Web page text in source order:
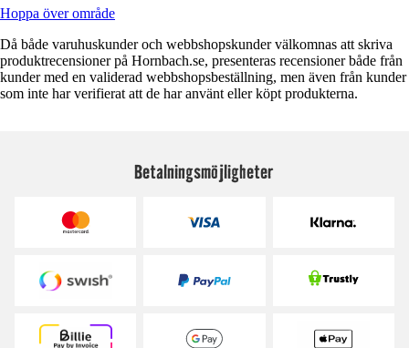
Hoppa över område
Då både varuhuskunder och webbshopskunder välkomnas att skriva
produktrecensioner på Hornbach.se, presenteras recensioner både från
kunder med en validerad webbshopsbeställning, men även från kunder
som inte har verifierat att de har använt eller köpt produkterna.
Betalningsmöjligheter